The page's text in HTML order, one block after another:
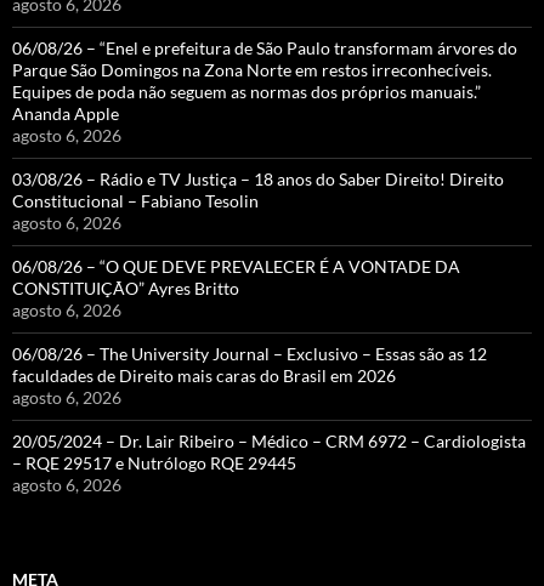
06/08/26 – “Enel e prefeitura de São Paulo transformam árvores do
Parque São Domingos na Zona Norte em restos irreconhecíveis.
Equipes de poda não seguem as normas dos próprios manuais.”
Ananda Apple
agosto 6, 2026
03/08/26 – Rádio e TV Justiça – 18 anos do Saber Direito! Direito
Constitucional – Fabiano Tesolin
agosto 6, 2026
06/08/26 – “O QUE DEVE PREVALECER É A VONTADE DA
CONSTITUIÇÃO” Ayres Britto
agosto 6, 2026
06/08/26 – The University Journal – Exclusivo – Essas são as 12
faculdades de Direito mais caras do Brasil em 2026
agosto 6, 2026
20/05/2024 – Dr. Lair Ribeiro – Médico – CRM 6972 – Cardiologista
– RQE 29517 e Nutrólogo RQE 29445
agosto 6, 2026
META